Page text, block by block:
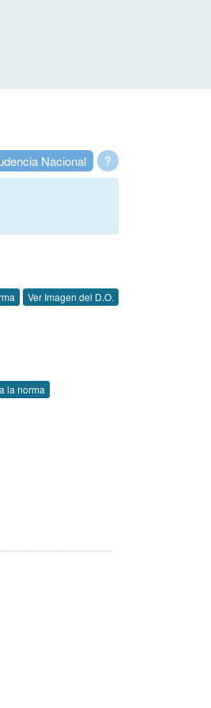
?
Nacional
Ver Imagen del D.O.
la norma